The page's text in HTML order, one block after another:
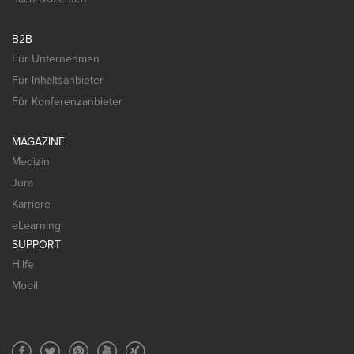
B2B
Für Unternehmen
Für Inhaltsanbieter
Für Konferenzanbieter
MAGAZINE
Medizin
Jura
Karriere
eLearning
SUPPORT
Hilfe
Mobil